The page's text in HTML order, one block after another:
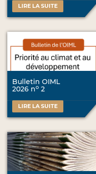
LIRE LA SUITE
Bulletin OIML
2026 no 2
LIRE LA SUITE